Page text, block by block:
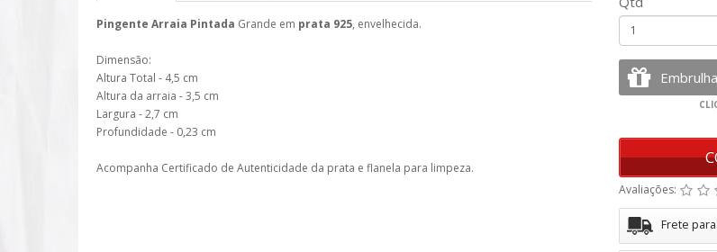
Pingente Arraia Pintada Grande em prata 925, envelhecida.
Dimensão:
Altura Total - 4,5 cm
Altura da arraia - 3,5 cm
Largura - 2,7 cm
Profundidade - 0,23 cm
Acompanha Certificado de Autenticidade da prata e flanela para limpeza.
Avaliações:
Frete